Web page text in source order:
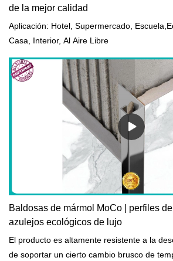
de la mejor calidad
Aplicación: Hotel, Supermercado,
Casa, Interior, Al Aire Libre
Baldosas de mármol MoCo | perfiles
azulejos ecológicos de lujo
El producto es altamente resistente a la
de soportar un cierto cambio brusco de